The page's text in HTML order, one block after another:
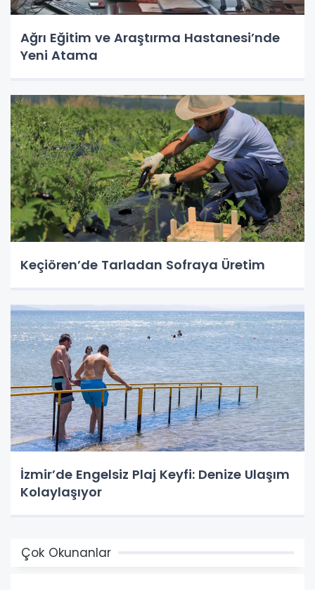
Ağrı Eğitim ve Araştırma Hastanesi’nde
Yeni Atama
Keçiören’de Tarladan Sofraya Üretim
İzmir’de Engelsiz Plaj Keyfi: Denize Ulaşım
Kolaylaşıyor
Çok Okunanlar